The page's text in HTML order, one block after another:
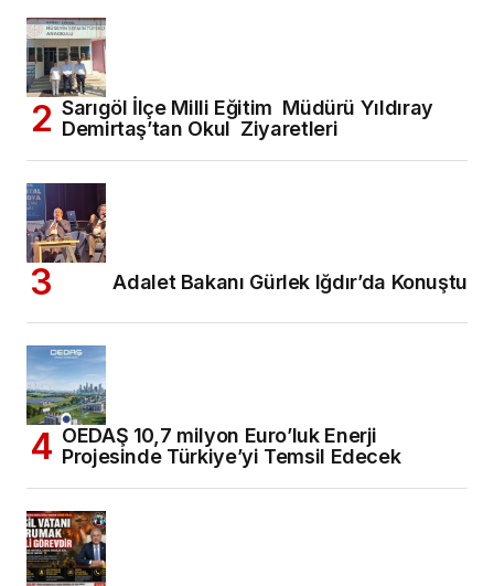
Sarıgöl İlçe Milli Eğitim Müdürü Yıldıray
Demirtaş’tan Okul Ziyaretleri
Adalet Bakanı Gürlek Iğdır’da Konuştu
OEDAŞ 10,7 milyon Euro’luk Enerji
Projesinde Türkiye’yi Temsil Edecek